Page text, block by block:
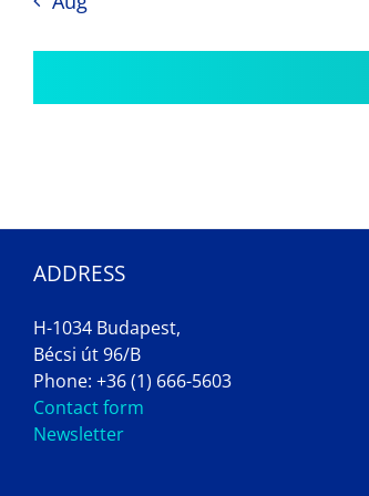
ADDRESS
H-1034 Budapest,
Bécsi út 96/B
Phone: +36 (1) 666-5603
Contact form
Newsletter